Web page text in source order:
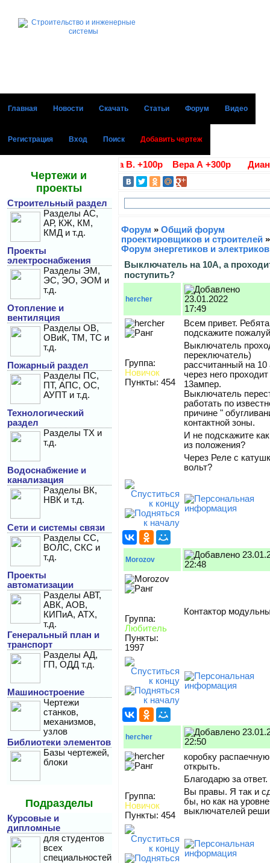
Главная Новости Скачать Статьи Форум Видео
Регистрация Вход Поиск Добавить чертеж
Чертежи и
проекты
Строительный раздел
Разделы АС,
АР, КЖ, КМ,
КМД и т.д.
Проекты
электроснабжения
Разделы ЭМ,
ЭС, ЭО, ЭОМ и
т.д.
Отопление и
вентиляция
Разделы ОВ,
ОВиК, ТМ, ТС и
т.д.
Пожарный раздел
Разделы ПС,
ПТ, АПС, ОС,
АУПТ и т.д.
Технологический
раздел
Разделы ТХ и
т.д.
Водоснабжение и
канализация
Разделы ВК,
НВК и т.д.
Сети и системы связи
Разделы СС,
ВОЛС, СКС и
т.д.
Проекты
автоматизации
Разделы АВТ,
АВК, АОВ,
КИПиА, АТХ,
т.д.
Генеральный план и
транспорт
Разделы АД,
ГП, ОДД т.д.
Машиностроение
Чертежи
станков,
механизмов,
узлов
Библиотеки элементов
Базы чертежей,
блоки
Подразделы
Курсовые и
дипломные
для студентов
всех
специальностей
Алла В. +100р Вера А +300р Диана Г
Форум » Общий форум
проектировщиков и строителей »
Форум энергетиков и электриков
Выключатель на 10А, а
поступить?
hercher
23.01.2022
17:49
Группа:
Новичок
Пункты: 454
Всем привет. Ребята
подскажите
Выключатель
переключатель)
рассчитанный на
через него
13ампер.
Выключатель
работать по
причине "
контактной зоны.
И не подскажите
из положения?
Через Реле с
вольт?
Morozov
22:48
Группа:
Любитель
Пункты:
1997
Контактор
hercher
22:50
Группа:
Новичок
Пункты: 454
коробку
открыть.
Благодарю за ответ.
Вы правы. Я так и
бы, но как на уровне
выключателей